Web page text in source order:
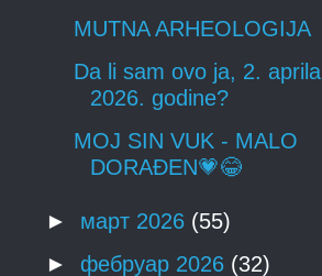
MUTNA ARHEOLOGIJA
Da li sam ovo ja, 2. aprila
2026. godine?
MOJ SIN VUK - MALO
DORAĐEN💗😂
► март 2026 (55)
► фебруар 2026 (32)